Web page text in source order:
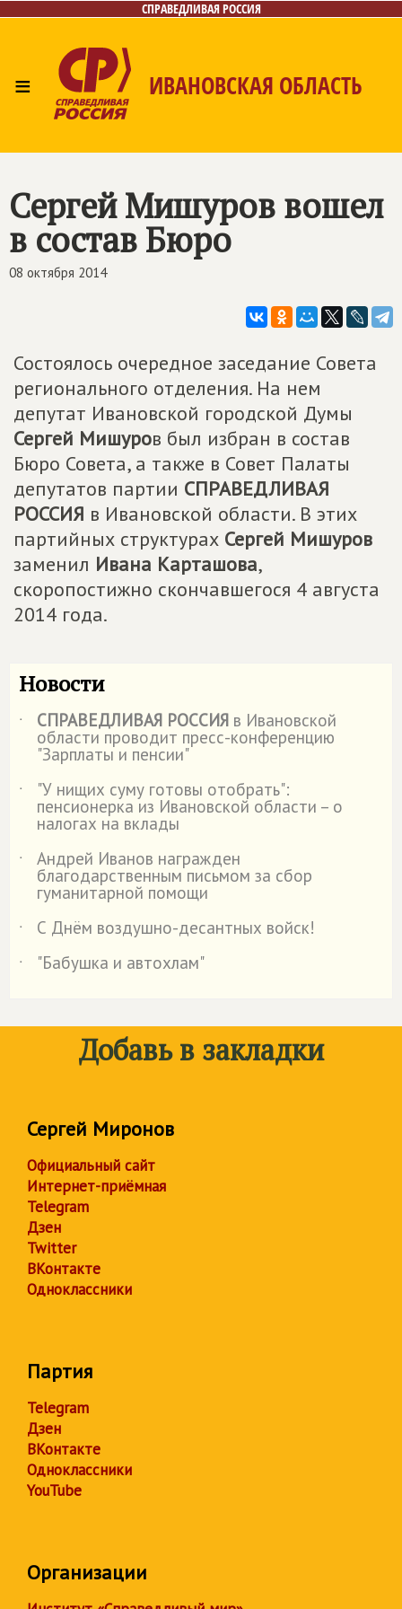
СПРАВЕДЛИВАЯ РОССИЯ
≡ ИВАНОВСКАЯ ОБЛАСТЬ
Сергей Мишуров вошел
в состав Бюро
08 октября 2014
Состоялось очередное заседание Совета
регионального отделения. На нем
депутат Ивановской городской Думы
Сергей Мишуров был избран в состав
Бюро Совета, а также в Совет Палаты
депутатов партии СПРАВЕДЛИВАЯ
РОССИЯ в Ивановской области. В этих
партийных структурах Сергей Мишуров
заменил Ивана Карташова,
скоропостижно скончавшегося 4 августа
2014 года.
Новости
˙ СПРАВЕДЛИВАЯ РОССИЯ в Ивановской
области проводит пресс-конференцию
"Зарплаты и пенсии"
˙
"У нищих суму готовы отобрать":
пенсионерка из Ивановской области – о
налогах на вклады
˙
Андрей Иванов награжден
благодарственным письмом за сбор
гуманитарной помощи
˙
С Днём воздушно-десантных войск!
˙
"Бабушка и автохлам"
Добавь в закладки
Сергей Миронов
Официальный сайт
Интернет-приёмная
Telegram
Дзен
Twitter
ВКонтакте
Одноклассники
Партия
Telegram
Дзен
ВКонтакте
Одноклассники
YouTube
Организации